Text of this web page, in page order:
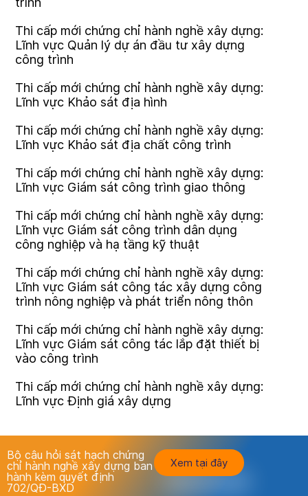
Thi cấp mới chứng chỉ hành nghề xây dựng:
Lĩnh vực Quản lý dự án đầu tư xây dựng
công trình
Thi cấp mới chứng chỉ hành nghề xây dựng:
Lĩnh vực Khảo sát địa hình
Thi cấp mới chứng chỉ hành nghề xây dựng:
Lĩnh vực Khảo sát địa chất công trình
Thi cấp mới chứng chỉ hành nghề xây dựng:
Lĩnh vực Giám sát công trình giao thông
Thi cấp mới chứng chỉ hành nghề xây dựng:
Lĩnh vực Giám sát công trình dân dụng
công nghiệp và hạ tầng kỹ thuật
Thi cấp mới chứng chỉ hành nghề xây dựng:
Lĩnh vực Giám sát công tác xây dựng công
trình nông nghiệp và phát triển nông thôn
Thi cấp mới chứng chỉ hành nghề xây dựng:
Lĩnh vực Giám sát công tác lắp đặt thiết bị
vào công trình
Thi cấp mới chứng chỉ hành nghề xây dựng:
Lĩnh vực Định giá xây dựng
Bộ câu hỏi sát hạch chứng
chỉ hành nghề xây dựng ban
hành kèm quyết định
702/QĐ-BXD
Xem tại đây